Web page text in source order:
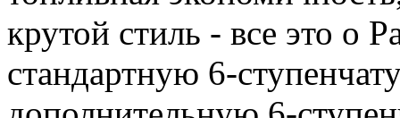
крутой стиль - все это о
стандартную 6-